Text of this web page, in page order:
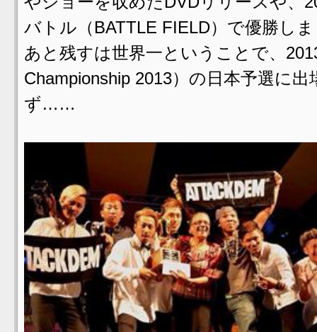
バトル（BATTLE FIELD）で優勝し
あと残すは世界一ということで、
Championship 2013）の日本予選に
ず……